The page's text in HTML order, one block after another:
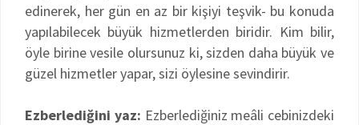
edinerek, her gün en az bir kişiyi teşvik- bu konuda
yapılabilecek büyük hizmetlerden biridir. Kim bilir,
öyle birine vesile olursunuz ki, sizden daha büyük ve
güzel hizmetler yapar, sizi öylesine sevindirir.
Ezberlediğini yaz: Ezberlediğiniz meâli cebinizdeki